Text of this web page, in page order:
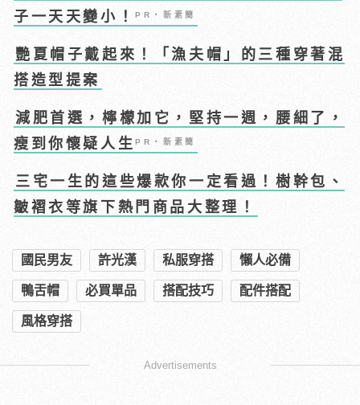
子一天天變小！PR・新素簡
艷夏帽子戴起來！「漁夫帽」的三種穿著混
搭造型提案
減肥首選，檸檬加它，堅持一週，腰細了，
瘦到你懷疑人生PR・新素簡
三宅一生的這些爆款你一定看過！樹幹包、
皺褶衣等旗下熱門商品大整理！
國民男友 許光漢 私服穿搭 懶人必備
鴨舌帽 必買單品 搭配技巧 配件搭配
風格穿搭
Advertisements